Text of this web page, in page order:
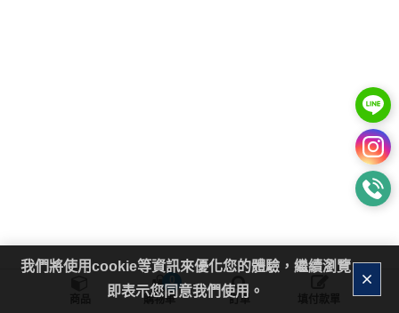
購物車
訂單
我們將使用cookie等資訊來優化您的體驗，繼續瀏覽
即表示您同意我們使用。